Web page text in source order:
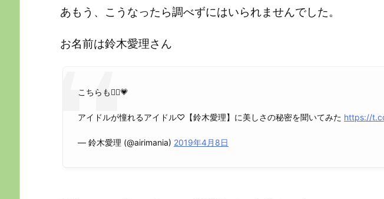
あもう、こうなったら調べずにはいられませんでした。
お名前は鈴木愛理さん
こちらも💁‍♀️💗
アイドルが憧れるアイドル♡【鈴木愛理】に美しさの秘密を聞いてみた https://
— 鈴木愛理 (@airimania) 2019年4月8日